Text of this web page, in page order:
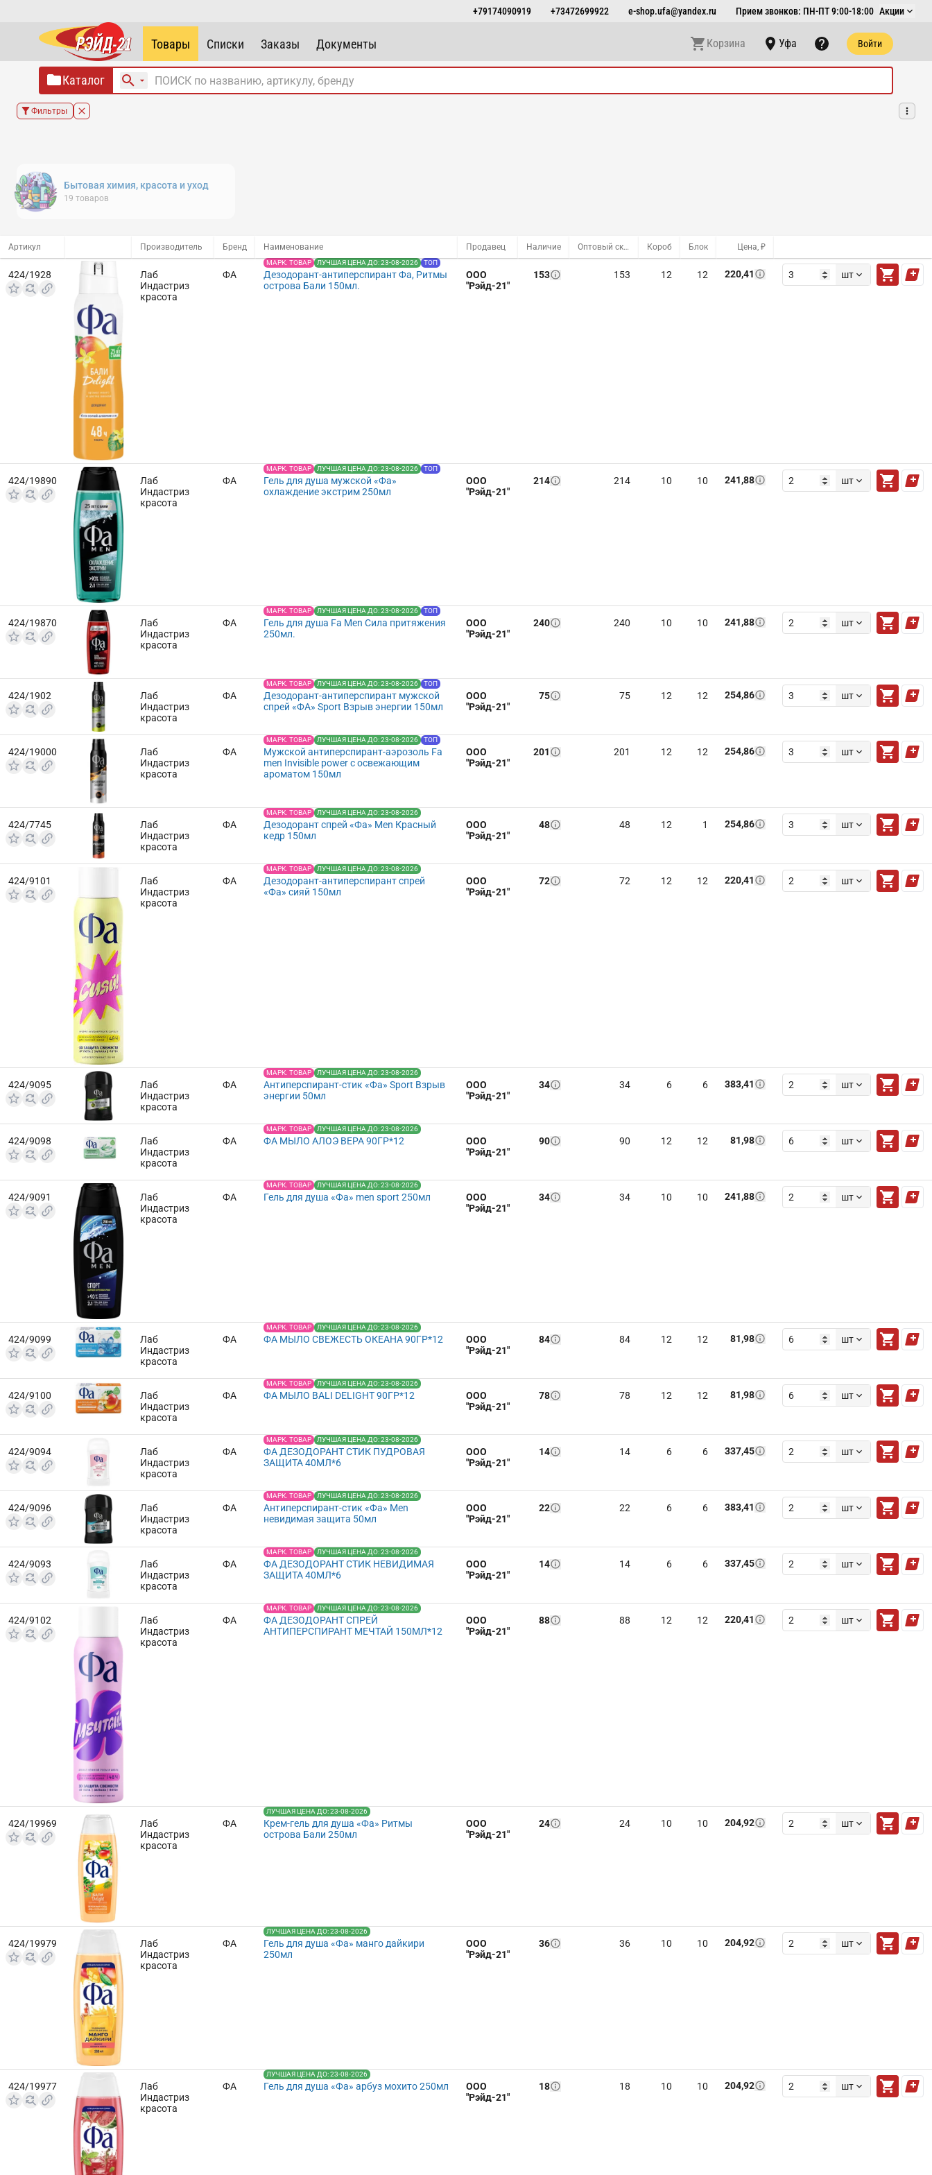
+79174090919 +73472699922 e-shop.ufa@yandex.ru Прием звонков: ПН-ПТ 9:00-18:00 Акции
Товары Списки Заказы Документы Корзина Уфа Войти
Каталог
Фильтры
Бытовая химия, красота и уход
19 товаров
Артикул Производитель Бренд Наименование Продавец Наличие Оптовый склад Короб Блок Цена, ₽
424/1928
Лаб
Индастриз
красота
ФА
МАРК. ТОВАР ЛУЧШАЯ ЦЕНА ДО: 23-08-2026 ТОП
Дезодорант-антиперспирант Фа, Ритмы
острова Бали 150мл.
ООО
"Рэйд-21"
153 153 12 12 220,41 шт
424/19890
Лаб
Индастриз
красота
ФА
МАРК. ТОВАР ЛУЧШАЯ ЦЕНА ДО: 23-08-2026 ТОП
Гель для душа мужской «Фа»
охлаждение экстрим 250мл
ООО
"Рэйд-21"
214 214 10 10 241,88 шт
424/19870
Лаб
Индастриз
красота
ФА
МАРК. ТОВАР ЛУЧШАЯ ЦЕНА ДО: 23-08-2026 ТОП
Гель для душа Fa Men Сила притяжения
250мл.
ООО
"Рэйд-21"
240 240 10 10 241,88 шт
424/1902
Лаб
Индастриз
красота
ФА
МАРК. ТОВАР ЛУЧШАЯ ЦЕНА ДО: 23-08-2026 ТОП
Дезодорант-антиперспирант мужской
спрей «ФА» Sport Взрыв энергии 150мл
ООО
"Рэйд-21"
75 75 12 12 254,86 шт
424/19000
Лаб
Индастриз
красота
ФА
МАРК. ТОВАР ЛУЧШАЯ ЦЕНА ДО: 23-08-2026 ТОП
Мужской антиперспирант-аэрозоль Fa
men Invisible power с освежающим
ароматом 150мл
ООО
"Рэйд-21"
201 201 12 12 254,86 шт
424/7745
Лаб
Индастриз
красота
ФА
МАРК. ТОВАР ЛУЧШАЯ ЦЕНА ДО: 23-08-2026
Дезодорант спрей «Фа» Men Красный
кедр 150мл
ООО
"Рэйд-21"
48 48 12 1 254,86 шт
424/9101
Лаб
Индастриз
красота
ФА
МАРК. ТОВАР ЛУЧШАЯ ЦЕНА ДО: 23-08-2026
Дезодорант-антиперспирант спрей
«Фа» сияй 150мл
ООО
"Рэйд-21"
72 72 12 12 220,41 шт
424/9095
Лаб
Индастриз
красота
ФА
МАРК. ТОВАР ЛУЧШАЯ ЦЕНА ДО: 23-08-2026
Антиперспирант-стик «Фа» Sport Взрыв
энергии 50мл
ООО
"Рэйд-21"
34 34 6 6 383,41 шт
424/9098
Лаб
Индастриз
красота
ФА
МАРК. ТОВАР ЛУЧШАЯ ЦЕНА ДО: 23-08-2026
ФА МЫЛО АЛОЭ ВЕРА 90ГР*12
ООО
"Рэйд-21"
90 90 12 12 81,98 шт
424/9091
Лаб
Индастриз
красота
ФА
МАРК. ТОВАР ЛУЧШАЯ ЦЕНА ДО: 23-08-2026
Гель для душа «Фа» men sport 250мл
ООО
"Рэйд-21"
34 34 10 10 241,88 шт
424/9099
Лаб
Индастриз
красота
ФА
МАРК. ТОВАР ЛУЧШАЯ ЦЕНА ДО: 23-08-2026
ФА МЫЛО СВЕЖЕСТЬ ОКЕАНА 90ГР*12
ООО
"Рэйд-21"
84 84 12 12 81,98 шт
424/9100
Лаб
Индастриз
красота
ФА
МАРК. ТОВАР ЛУЧШАЯ ЦЕНА ДО: 23-08-2026
ФА МЫЛО BALI DELIGHT 90ГР*12
ООО
"Рэйд-21"
78 78 12 12 81,98 шт
424/9094
Лаб
Индастриз
красота
ФА
МАРК. ТОВАР ЛУЧШАЯ ЦЕНА ДО: 23-08-2026
ФА ДЕЗОДОРАНТ СТИК ПУДРОВАЯ
ЗАЩИТА 40МЛ*6
ООО
"Рэйд-21"
14 14 6 6 337,45 шт
424/9096
Лаб
Индастриз
красота
ФА
МАРК. ТОВАР ЛУЧШАЯ ЦЕНА ДО: 23-08-2026
Антиперспирант-стик «Фа» Men
невидимая защита 50мл
ООО
"Рэйд-21"
22 22 6 6 383,41 шт
424/9093
Лаб
Индастриз
красота
ФА
МАРК. ТОВАР ЛУЧШАЯ ЦЕНА ДО: 23-08-2026
ФА ДЕЗОДОРАНТ СТИК НЕВИДИМАЯ
ЗАЩИТА 40МЛ*6
ООО
"Рэйд-21"
14 14 6 6 337,45 шт
424/9102
Лаб
Индастриз
красота
ФА
МАРК. ТОВАР ЛУЧШАЯ ЦЕНА ДО: 23-08-2026
ФА ДЕЗОДОРАНТ СПРЕЙ
АНТИПЕРСПИРАНТ МЕЧТАЙ 150МЛ*12
ООО
"Рэйд-21"
88 88 12 12 220,41 шт
424/19969
Лаб
Индастриз
красота
ФА
ЛУЧШАЯ ЦЕНА ДО: 23-08-2026
Крем-гель для душа «Фа» Ритмы
острова Бали 250мл
ООО
"Рэйд-21"
24 24 10 10 204,92 шт
424/19979
Лаб
Индастриз
красота
ФА
ЛУЧШАЯ ЦЕНА ДО: 23-08-2026
Гель для душа «Фа» манго дайкири
250мл
ООО
"Рэйд-21"
36 36 10 10 204,92 шт
424/19977
Лаб
Индастриз
красота
ФА
ЛУЧШАЯ ЦЕНА ДО: 23-08-2026
Гель для душа «Фа» арбуз мохито 250мл
ООО
"Рэйд-21"
18 18 10 10 204,92 шт